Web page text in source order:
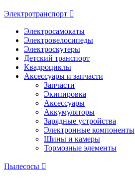
Электротранспорт
Электросамокаты
Электровелосипеды
Электроскутеры
Детский транспорт
Квадроциклы
Аксессуары и запчасти
Запчасти
Экипировка
Аксессуары
Аккумуляторы
Зарядные устройства
Электронные компоненты
Шины и камеры
Тормозные элементы
Пылесосы